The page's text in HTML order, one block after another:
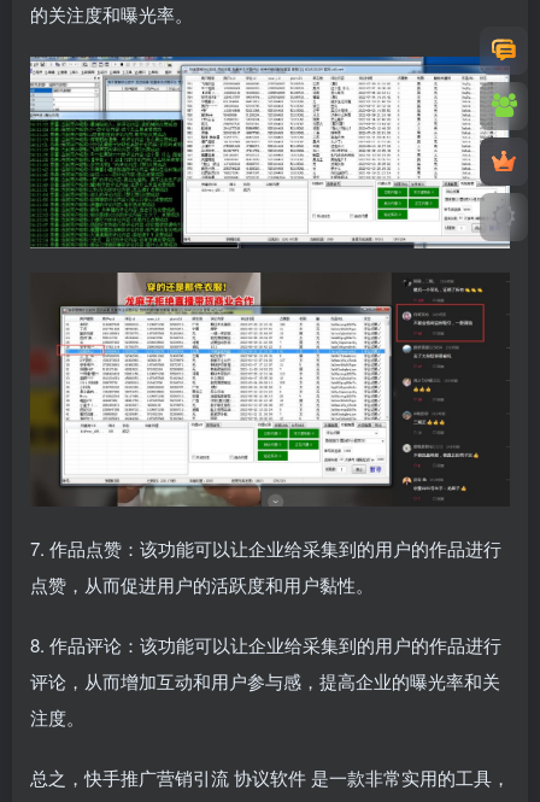
的关注度和曝光率。
7. 作品点赞：该功能可以让企业给采集到的用户的作品进行
点赞，从而促进用户的活跃度和用户黏性。
8. 作品评论：该功能可以让企业给采集到的用户的作品进行
评论，从而增加互动和用户参与感，提高企业的曝光率和关
注度。
总之，快手推广营销引流协议软件 是一款非常实用的工具，